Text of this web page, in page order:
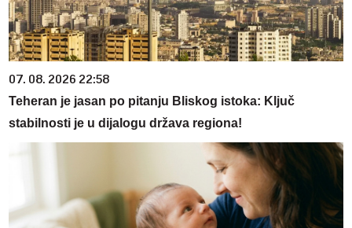
07. 08. 2026 22:58
Teheran je jasan po pitanju Bliskog istoka: Ključ
stabilnosti je u dijalogu država regiona!